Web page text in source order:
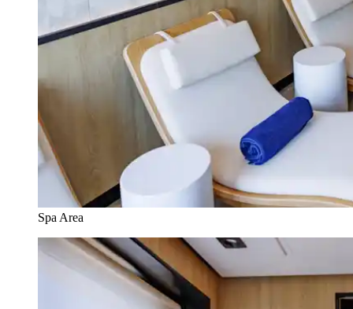
Spa Area